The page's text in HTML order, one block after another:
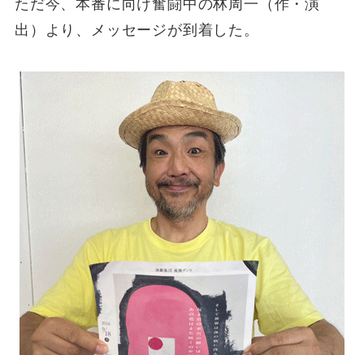
ただ今、本番に向け奮闘中の林周一（作・演
出）より、メッセージが到着した。